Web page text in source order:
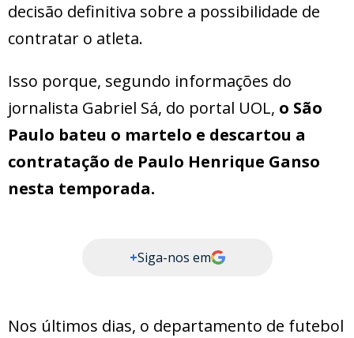
decisão definitiva sobre a possibilidade de
contratar o atleta.
Isso porque, segundo informações do
jornalista Gabriel Sá, do portal UOL, o São
Paulo bateu o martelo e descartou a
contratação de Paulo Henrique Ganso
nesta temporada.
+Siga-nos em
Nos últimos dias, o departamento de futebol